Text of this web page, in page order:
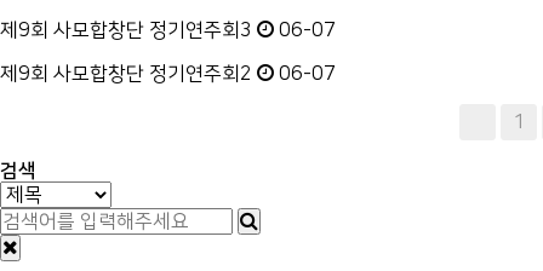
제9회 사모합창단 정기연주회3
06-07
제9회 사모합창단 정기연주회2
06-07
1
검색